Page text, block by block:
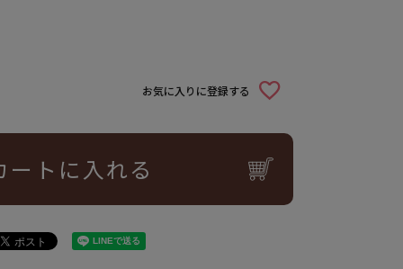
お気に入りに登録する
ートに入れる